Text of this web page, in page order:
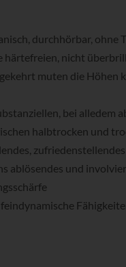
durchhörbar, ohne
nicht
muten die Höhen
bei alledem
halbtrocken und
ablösendes und